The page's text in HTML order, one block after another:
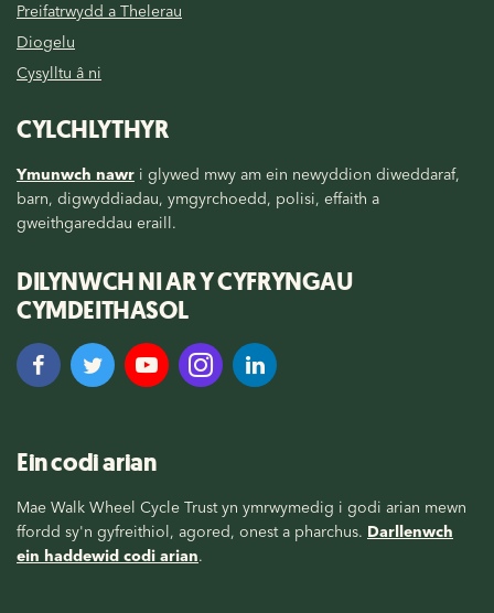
Preifatrwydd a Thelerau
Diogelu
Cysylltu â ni
CYLCHLYTHYR
Ymunwch nawr i glywed mwy am ein newyddion diweddaraf,
barn, digwyddiadau, ymgyrchoedd, polisi, effaith a
gweithgareddau eraill.
DILYNWCH NI AR Y CYFRYNGAU
CYMDEITHASOL
Ein codi arian
Mae Walk Wheel Cycle Trust yn ymrwymedig i godi arian mewn
ffordd sy'n gyfreithiol, agored, onest a pharchus. Darllenwch
ein haddewid codi arian.